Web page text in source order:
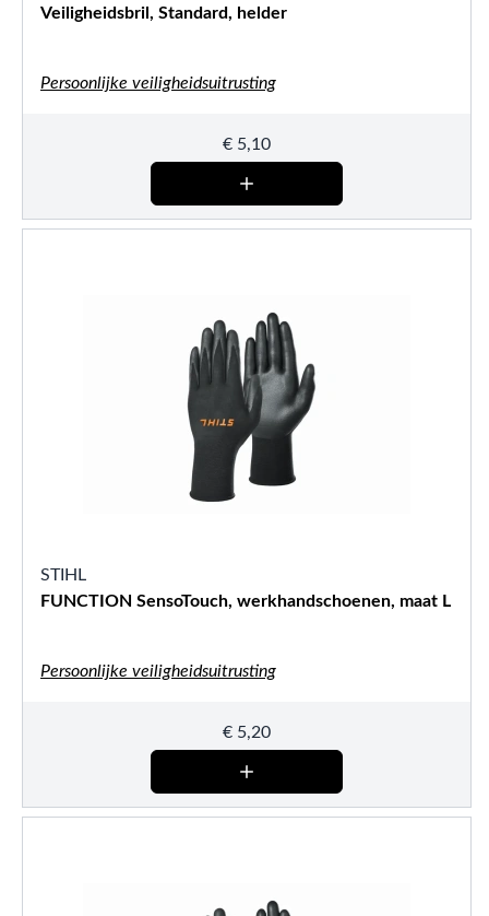
Veiligheidsbril, Standard, helder
Persoonlijke veiligheidsuitrusting
€ 5,10
STIHL
FUNCTION SensoTouch, werkhandschoenen, maat L
Persoonlijke veiligheidsuitrusting
€ 5,20